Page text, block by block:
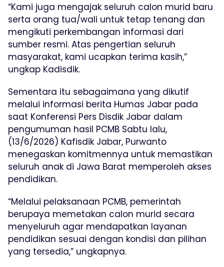
“Kami juga mengajak seluruh calon murid baru
serta orang tua/wali untuk tetap tenang dan
mengikuti perkembangan informasi dari
sumber resmi. Atas pengertian seluruh
masyarakat, kami ucapkan terima kasih,”
ungkap Kadisdik.
Sementara itu sebagaimana yang dikutif
melalui informasi berita Humas Jabar pada
saat Konferensi Pers Disdik Jabar dalam
pengumuman hasil PCMB Sabtu lalu,
(13/6/2026) Kafisdik Jabar, Purwanto
menegaskan komitmennya untuk memastikan
seluruh anak di Jawa Barat memperoleh akses
pendidikan.
“Melalui pelaksanaan PCMB, pemerintah
berupaya memetakan calon murid secara
menyeluruh agar mendapatkan layanan
pendidikan sesuai dengan kondisi dan pilihan
yang tersedia,” ungkapnya.